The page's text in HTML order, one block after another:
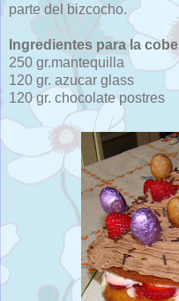
parte del bizcocho.
Ingredientes para la
250 gr.mantequilla
120 gr. azucar glass
120 gr. chocolate postres